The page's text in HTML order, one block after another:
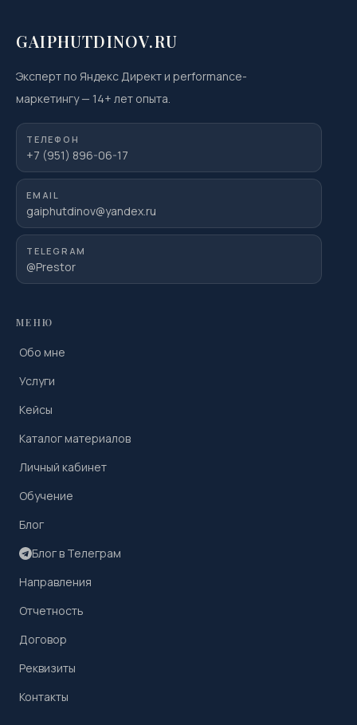
GAIPHUTDINOV.RU
Эксперт по Яндекс Директ и performance-
маркетингу— 14+ лет опыта.
ТЕЛЕФОН
+7 (951) 896-06-17
EMAIL
gaiphutdinov@yandex.ru
TELEGRAM
@Prestor
МЕНЮ
Обо мне
Услуги
Кейсы
Каталог материалов
Личный кабинет
Обучение
Блог
Блог в Телеграм
Направления
Отчетность
Договор
Реквизиты
Контакты